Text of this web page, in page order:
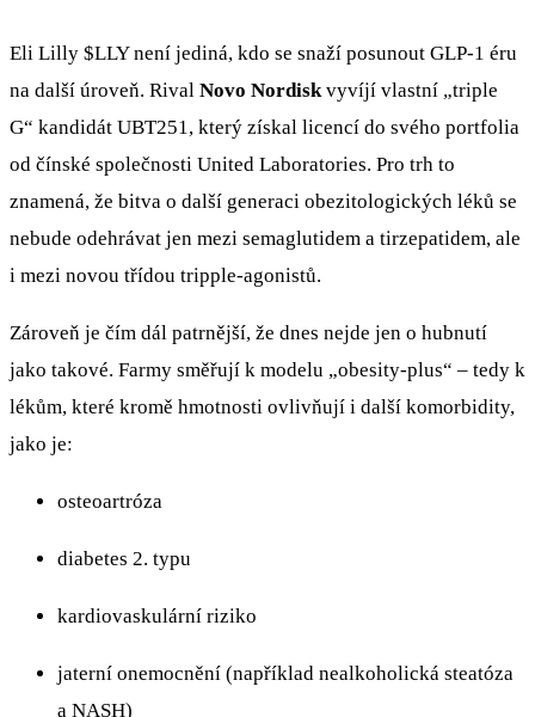
Eli Lilly $LLYnení jediná, kdo se snaží posunout GLP-1 éru
na další úroveň. Rival Novo Nordiskvyvíjí vlastní „triple
G“ kandidát UBT251, který získal licencí do svého portfolia
od čínské společnosti United Laboratories. Pro trh to
znamená, že bitva o další generaci obezitologických léků se
nebude odehrávat jen mezi semaglutidem a tirzepatidem, ale
i mezi novou třídou tripple-agonistů.
Zároveň je čím dál patrnější, že dnes nejde jen o hubnutí
jako takové. Farmy směřují k modelu „obesity-plus“ – tedy k
lékům, které kromě hmotnosti ovlivňují i další komorbidity,
jako je:
osteoartróza
diabetes 2. typu
kardiovaskulární riziko
jaterní onemocnění (například nealkoholická steatóza
a NASH)